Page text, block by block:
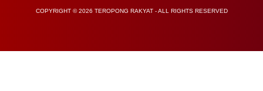
COPYRIGHT © 2026 TEROPONG RAKYAT - ALL RIGHTS RESERVED